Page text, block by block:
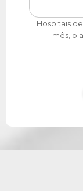
Hospitais
mês,